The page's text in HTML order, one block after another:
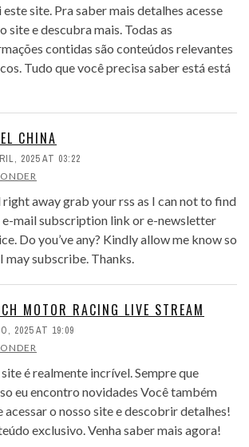
este site. Pra saber mais detalhes acesse
site e descubra mais. Todas as
contidas são conteúdos relevantes
Tudo que você precisa saber está está
CHINA
2025 AT 03:22
right away grab your rss as I can not to find
e-mail subscription link or e-newsletter
Do you’ve any? Kindly allow me know so
may subscribe. Thanks.
MOTOR RACING LIVE STREAM
2025 AT 19:09
site é realmente incrível. Sempre que
eu encontro novidades Você também
acessar o nosso site e descobrir detalhes!
exclusivo. Venha saber mais agora!